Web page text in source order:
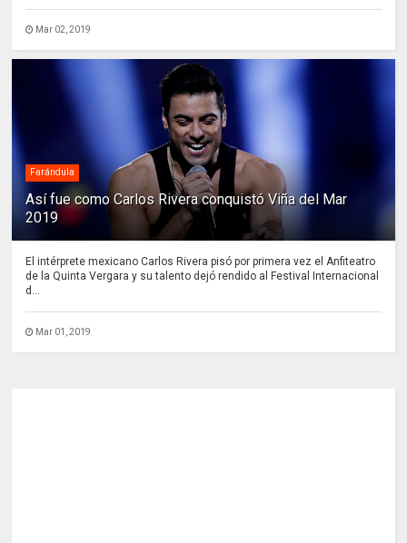
Mar 02, 2019
Farándula
Así fue como Carlos Rivera conquistó Viña del Mar
2019
El intérprete mexicano Carlos Rivera pisó por primera vez el Anfiteatro
de la Quinta Vergara y su talento dejó rendido al Festival Internacional
d...
Mar 01, 2019